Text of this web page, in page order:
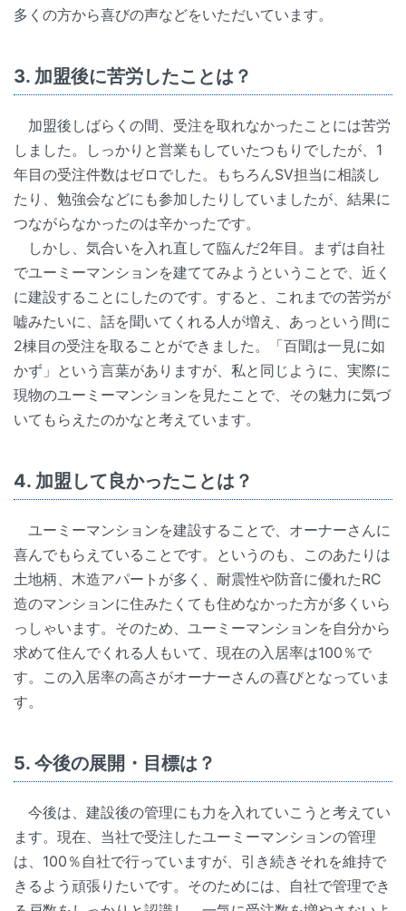
多くの方から喜びの声などをいただいています。
3. 加盟後に苦労したことは？
加盟後しばらくの間、受注を取れなかったことには苦労
しました。しっかりと営業もしていたつもりでしたが、1
年目の受注件数はゼロでした。もちろんSV担当に相談し
たり、勉強会などにも参加したりしていましたが、結果に
つながらなかったのは辛かったです。
しかし、気合いを入れ直して臨んだ2年目。まずは自社
でユーミーマンションを建ててみようということで、近く
に建設することにしたのです。すると、これまでの苦労が
嘘みたいに、話を聞いてくれる人が増え、あっという間に
2棟目の受注を取ることができました。「百聞は一見に如
かず」という言葉がありますが、私と同じように、実際に
現物のユーミーマンションを見たことで、その魅力に気づ
いてもらえたのかなと考えています。
4. 加盟して良かったことは？
ユーミーマンションを建設することで、オーナーさんに
喜んでもらえていることです。というのも、このあたりは
土地柄、木造アパートが多く、耐震性や防音に優れたRC
造のマンションに住みたくても住めなかった方が多くいら
っしゃいます。そのため、ユーミーマンションを自分から
求めて住んでくれる人もいて、現在の入居率は100％で
す。この入居率の高さがオーナーさんの喜びとなっていま
す。
5. 今後の展開・目標は？
今後は、建設後の管理にも力を入れていこうと考えてい
ます。現在、当社で受注したユーミーマンションの管理
は、100％自社で行っていますが、引き続きそれを維持で
きるよう頑張りたいです。そのためには、自社で管理でき